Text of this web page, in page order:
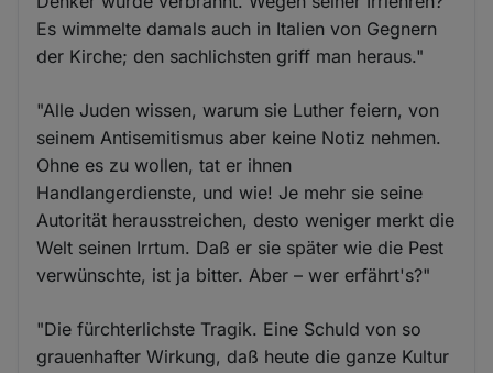
Es wimmelte damals auch in Italien von Gegnern
der Kirche; den sachlichsten griff man heraus."
"Alle Juden wissen, warum sie Luther feiern, von
seinem Antisemitismus aber keine Notiz nehmen.
Ohne es zu wollen, tat er ihnen
Handlangerdienste, und wie! Je mehr sie seine
Autorität herausstreichen, desto weniger merkt die
Welt seinen Irrtum. Daß er sie später wie die Pest
verwünschte, ist ja bitter. Aber – wer erfährt's?"
"Die fürchterlichste Tragik. Eine Schuld von so
grauenhafter Wirkung, daß heute die ganze Kultur